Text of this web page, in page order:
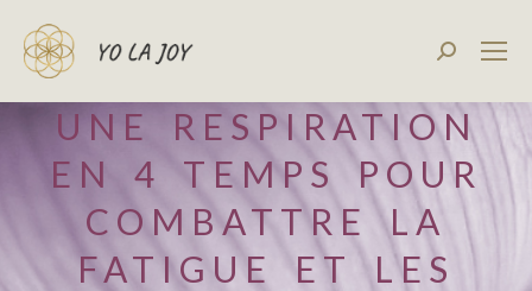
UNE RESPIRATION
EN 4 TEMPS POUR
COMBATTRE LA
FATIGUE ET LES